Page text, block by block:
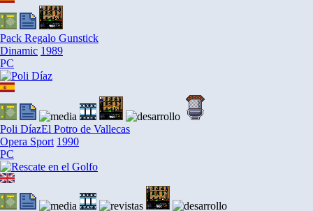
Pack Regalo Gunstick
Dinamic 1989
PC
Poli DíazEl Potro de Vallecas
Opera Sport 1990
PC